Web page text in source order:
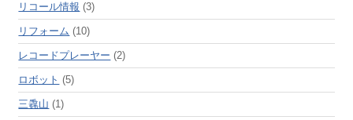
リコール情報 (3)
リフォーム (10)
レコードプレーヤー (2)
ロボット (5)
三毳山 (1)